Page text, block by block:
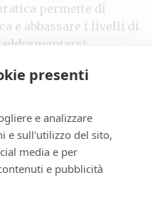
permette di
e abbassare i livelli di
, come la meditazione
per la tua
la tua
di distaccarti dai
momento specifico
per praticare e rendila
tua vita.
presenti
e analizzare
e sull'utilizzo del sito,
media e per
e pubblicità